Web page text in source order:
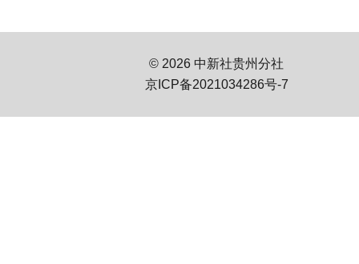
© 2026 中新社贵州分社
京ICP备2021034286号-7